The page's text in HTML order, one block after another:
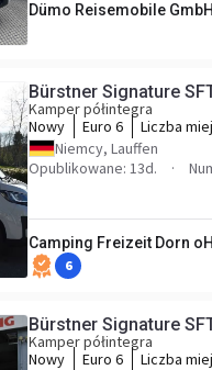
Dümo Reisemobile
Bürstner Signature
Kamper półintegra
Nowy
Euro 6 Liczba
Niemcy, Lauffen
Opublikowane: 13d.
Camping Freizeit Dorn
6
Bürstner Signature
Kamper półintegra
Nowy
Euro 6 Liczba